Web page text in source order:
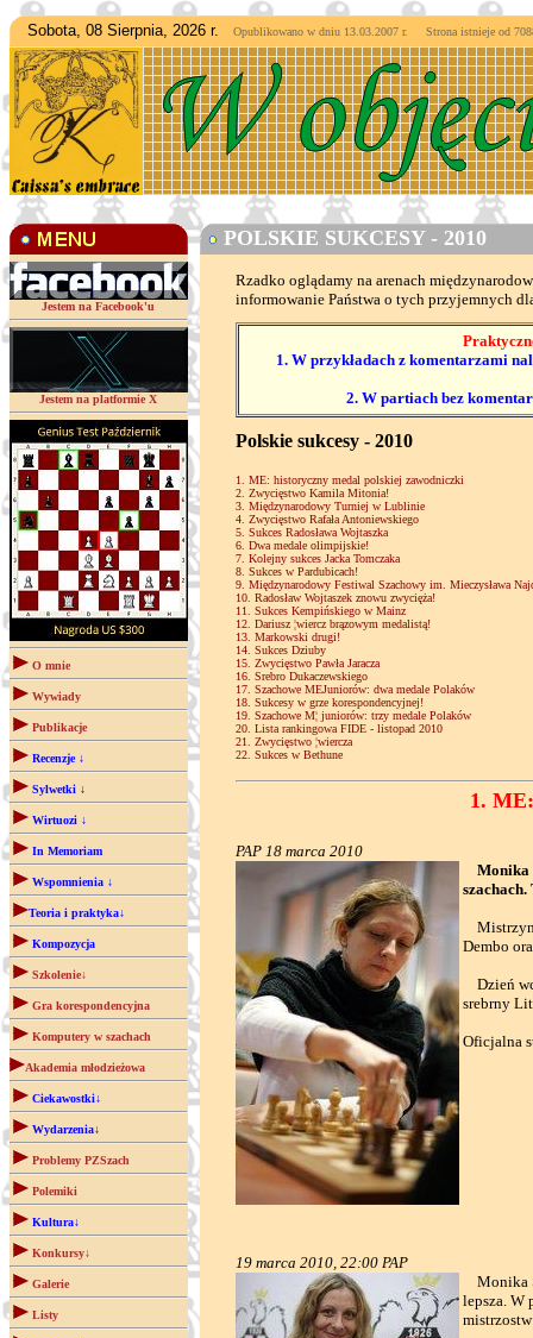
Sobota, 08 Sierpnia, 2026 r. Opublikowano w dniu 13.03.2007 r. Strona istnieje od
Jestem na Facebook'u
Jestem na platformie X
O mnie
Wywiady
Publikacje
Recenzje ↓
Sylwetki ↓
Wirtuozi ↓
In Memoriam
Wspomnienia ↓
Teoria i praktyka↓
Kompozycja
Szkolenie↓
Gra korespondencyjna
Komputery w szachach
Akademia młodzieżowa
Ciekawostki↓
Wydarzenia↓
Problemy PZSzach
Polemiki
Kultura↓
Konkursy↓
Galerie
Listy
POLSKIE SUKCESY - 2010
Rzadko oglądamy na arenach
informowanie Państwa o tych przyjemnych
1. W przykładach z komentarzami
2. W partiach bez
Polskie sukcesy - 2010
1. ME: historyczny medal polskiej zawodniczki
2. Zwycięstwo Kamila Mitonia!
3. Międzynarodowy Turniej w Lublinie
4. Zwycięstwo Rafała Antoniewskiego
5. Sukces Radosława Wojtaszka
6. Dwa medale olimpijskie!
7. Kolejny sukces Jacka Tomczaka
8. Sukces w Pardubicach!
9. Międzynarodowy Festiwal Szachowy im. Mieczysława
10. Radosław Wojtaszek znowu zwycięża!
11. Sukces Kempińskiego w Mainz
12. Dariusz ¦wiercz brązowym medalistą!
13. Markowski drugi!
14. Sukces Dziuby
15. Zwycięstwo Pawła Jaracza
16. Srebro Dukaczewskiego
17. Szachowe MEJuniorów: dwa medale Polaków
18. Sukcesy w grze korespondencyjnej!
19. Szachowe M¦ juniorów: trzy medale Polaków
20. Lista rankingowa FIDE - listopad 2010
21. Zwycięstwo ¦wiercza
22. Sukces w Bethune
1.
PAP 18 marca 2010
Monika
Mistrzyni
Dembo
Dzień
srebrny
Oficjalna
19 marca 2010, 22:00 PAP
Monika
lepsza. W